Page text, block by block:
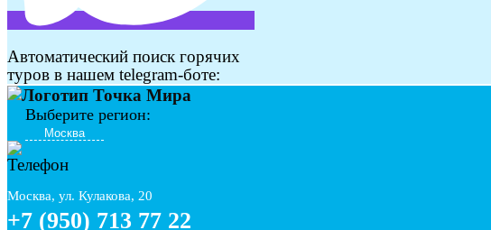
Автоматический поиск горячих
туров в нашем telegram-боте:
Выберите регион:
Москва, ул. Кулакова, 20
+7 (950) 713 77 22